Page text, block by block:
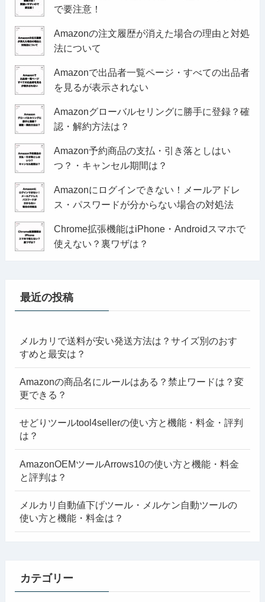
で要注意！
Amazonの注文履歴が消えた場合の理由と対処
法について
Amazonで出品者一覧ページ・すべての出品者
を見るが表示されない
Amazonグローバルセリングに勝手に登録？確
認・解約方法は？
Amazon予約商品の支払・引き落としはい
つ？・キャンセル期間は？
Amazonにログインできない！メールアドレ
ス・パスワードが分からない場合の対処法
Chrome拡張機能はiPhone・Androidスマホで
使えない？裏ワザは？
最近の投稿
メルカリで送料が安い発送方法は？サイズ別のおす
すめと最安は？
Amazonの商品名にルールはある？禁止ワードは？変
更できる？
せどりツールtool4sellerの使い方と機能・料金・評判
は？
AmazonOEMツールArrows10の使い方と機能・料金
と評判は？
メルカリ自動値下げツール・メルケン自動ツールの
使い方と機能・料金は？
カテゴリー